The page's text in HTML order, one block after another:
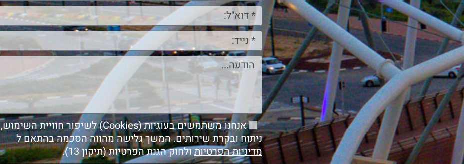
אנחנו משתמשים בעוגיות (Cookies) לשיפור חוויית השימוש,
ניתוח ובקרת שירותים. המשך גלישה מהווה הסכמה בהתאם ל
מדיניות הפרטיותולחוק הגנת הפרטיות (תיקון 13).